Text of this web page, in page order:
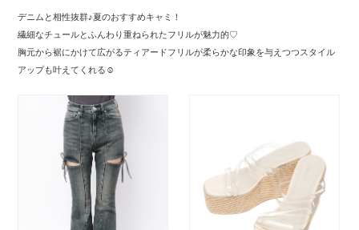
デニムと相性抜群♪夏のおすすめキャミ！
繊細なチュールとふんわり重ねられたフリルが魅力的♡
胸元から裾にかけて広がるティアードフリルが柔らかな印象を与えつつスタイル
アップも叶えてくれる☺︎